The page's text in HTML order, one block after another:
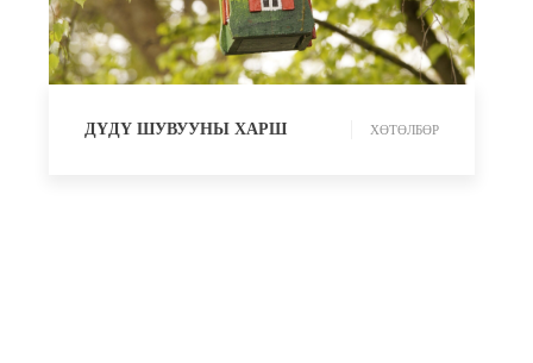
ДҮДҮ ШУВУУНЫ ХАРШ ХӨТӨЛБӨР